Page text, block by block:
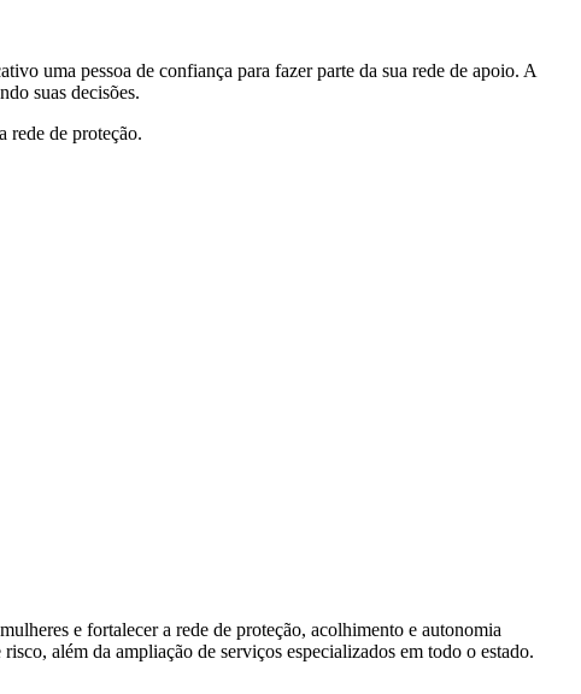
uma pessoa de confiança para fazer parte da sua rede de apoio. A
suas decisões.
rede de proteção.
e fortalecer a rede de proteção, acolhimento e autonomia
além da ampliação de serviços especializados em todo o estado.